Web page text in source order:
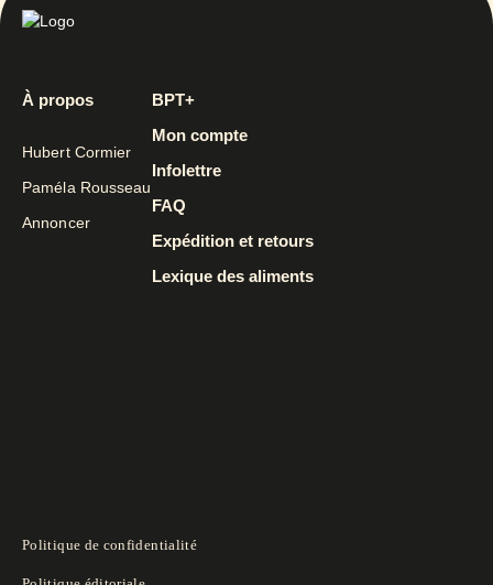
À propos
Hubert Cormier
Paméla Rousseau
Annoncer
BPT+
Mon compte
Infolettre
FAQ
Expédition et retours
Lexique des aliments
Politique de confidentialité